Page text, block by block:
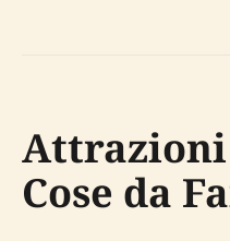
Attrazioni
Cose da